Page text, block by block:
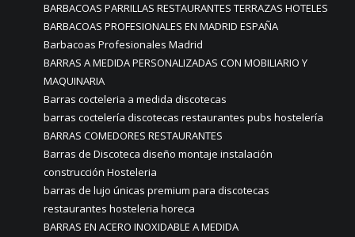
BARBACOAS PARRILLAS RESTAURANTES TERRAZAS HOTELES
BARBACOAS PROFESIONALES EN MADRID ESPAÑA
Barbacoas Profesionales Madrid
BARRAS A MEDIDA PERSONALIZADAS CON MOBILIARIO Y
MAQUINARIA
Barras cocteleria a medida discotecas
barras coctelería discotecas restaurantes pubs hostelería
BARRAS COMEDORES RESTAURANTES
Barras de Discoteca diseño montaje instalación
construcción Hosteleria
barras de lujo únicas premium para discotecas
restaurantes hosteleria horeca
BARRAS EN ACERO INOXIDABLE A MEDIDA